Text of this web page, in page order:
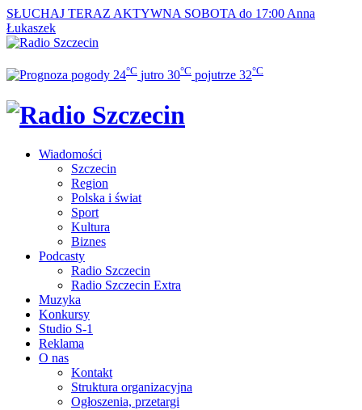
SŁUCHAJ TERAZ AKTYWNA SOBOTA do 17:00 Anna
Łukaszek
24°C jutro 30°C pojutrze 32°C
Wiadomości
Szczecin
Region
Polska i świat
Sport
Kultura
Biznes
Podcasty
Radio Szczecin
Radio Szczecin Extra
Muzyka
Konkursy
Studio S-1
Reklama
O nas
Kontakt
Struktura organizacyjna
Ogłoszenia, przetargi